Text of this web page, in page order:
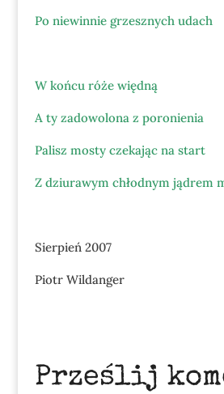
Po niewinnie grzesznych udach
W końcu róże więdną
A ty zadowolona z poronienia
Palisz mosty czekając na start
Z dziurawym chłodnym jądrem
Sierpień 2007
Piotr Wildanger
Prześlij